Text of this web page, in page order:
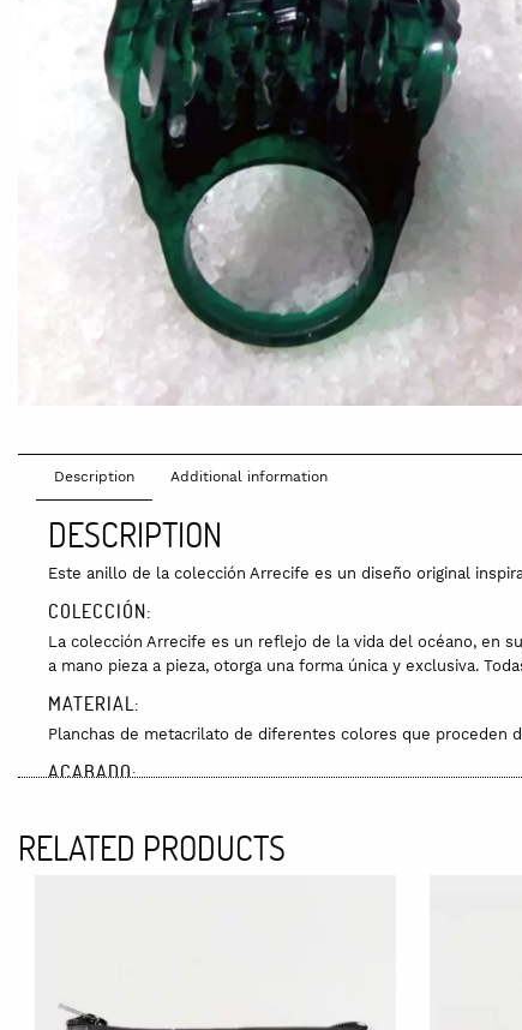
Description Additional information
DESCRIPTION
Este anillo de la colección Arrecife es un diseño original
COLECCIÓN:
La colección Arrecife es un reflejo de la vida del océano, en
a mano pieza a pieza, otorga una forma única y exclusiva.
MATERIAL:
Planchas de metacrilato de diferentes colores que proceden
ACABADO:
El contorno y las dimensiones pueden variar ligeramente
M: 18 mm de diámetro interior
RELATED PRODUCTS